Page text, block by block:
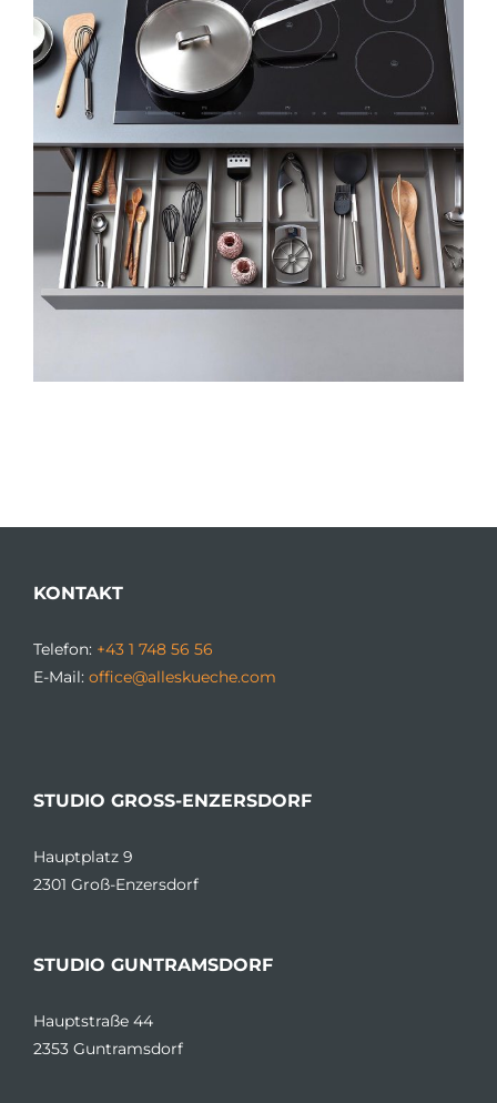
KONTAKT
Telefon: +43 1 748 56 56
E-Mail: office@alleskueche.com
STUDIO GROSS-ENZERSDORF
Hauptplatz 9
2301 Groß-Enzersdorf
STUDIO GUNTRAMSDORF
Hauptstraße 44
2353 Guntramsdorf